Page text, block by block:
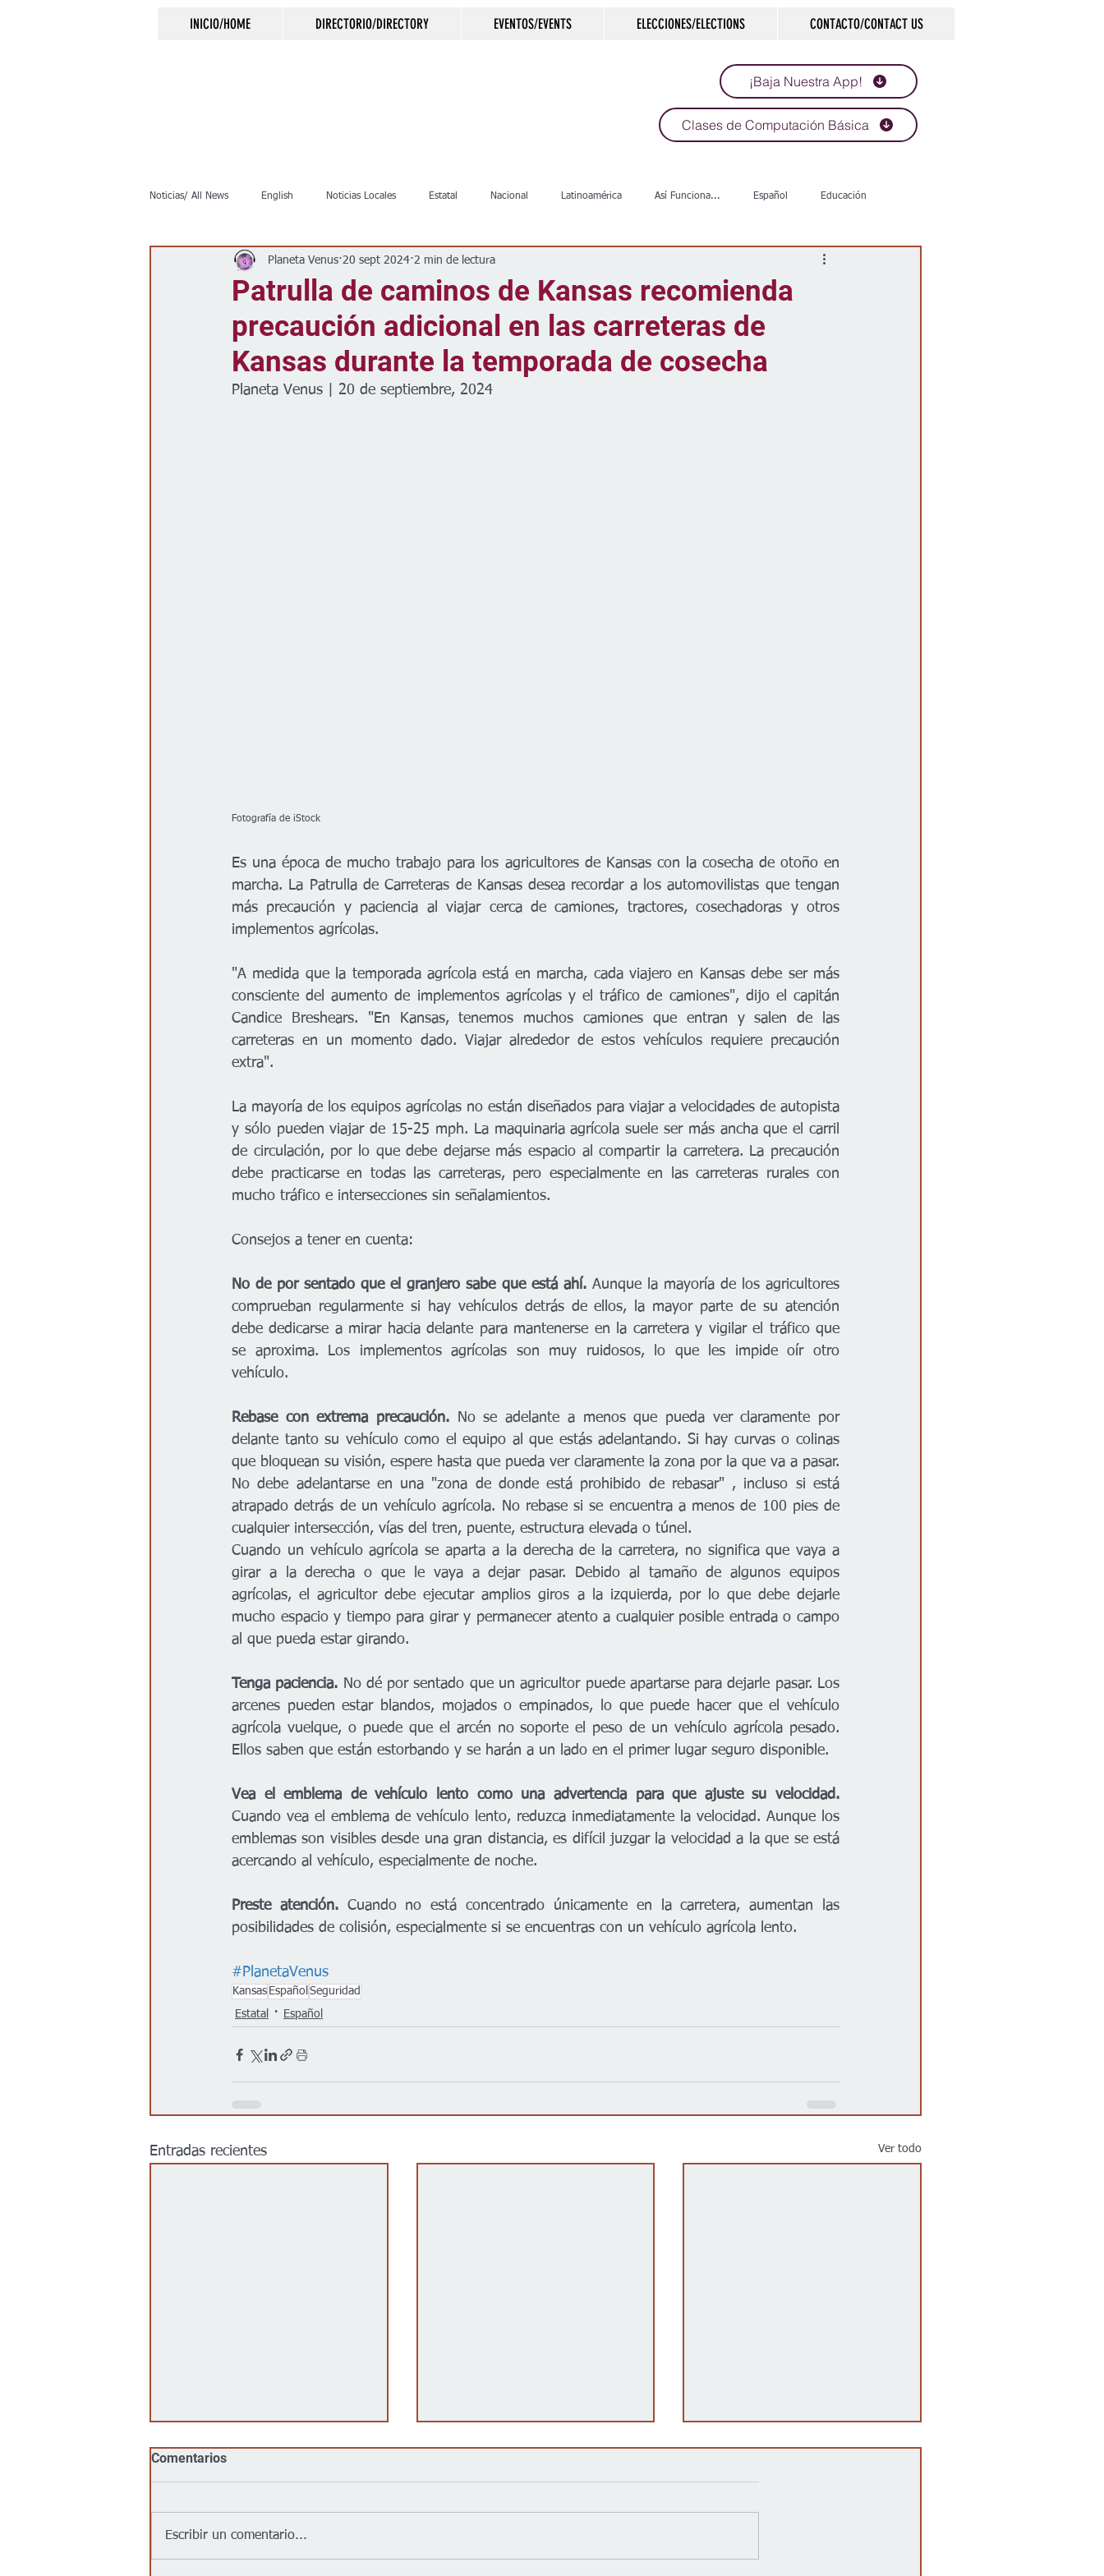
INICIO/HOME DIRECTORIO/DIRECTORY EVENTOS/EVENTS ELECCIONES/ELECTIONS CONTACTO/CONTACT US
¡Baja Nuestra App!
Clases de Computación Básica
Noticias/ All News English Noticias Locales Estatal Nacional Latinoamérica Así Funciona... Español Educación
Inmigración Crimen Negocios Salud Arte & Cultura
Clima Vivienda Escuelas Calles Desamparados Carreteras Comunidad
Espectáculos
Patrulla de caminos de Kansas recomienda
precaución adicional en las carreteras de
Kansas durante la temporada de cosecha
Planeta Venus 20 sept 2024 2 min de lectura
Planeta Venus | 20 de septiembre, 2024
Fotografía de iStock
Es una época de mucho trabajo para los agricultores de Kansas con la cosecha de otoño en
marcha. La Patrulla de Carreteras de Kansas desea recordar a los automovilistas que tengan
más precaución y paciencia al viajar cerca de camiones, tractores, cosechadoras y otros
implementos agrícolas.
"A medida que la temporada agrícola está en marcha, cada viajero en Kansas debe ser más
consciente del aumento de implementos agrícolas y el tráfico de camiones", dijo el capitán
Candice Breshears. "En Kansas, tenemos muchos camiones que entran y salen de las
carreteras en un momento dado. Viajar alrededor de estos vehículos requiere precaución
extra".
La mayoría de los equipos agrícolas no están diseñados para viajar a velocidades de autopista
y sólo pueden viajar de 15-25 mph. La maquinaria agrícola suele ser más ancha que el carril
de circulación, por lo que debe dejarse más espacio al compartir la carretera. La precaución
debe practicarse en todas las carreteras, pero especialmente en las carreteras rurales con
mucho tráfico e intersecciones sin señalamientos.
Consejos a tener en cuenta:
No de por sentado que el granjero sabe que está ahí. Aunque la mayoría de los agricultores
comprueban regularmente si hay vehículos detrás de ellos, la mayor parte de su atención
debe dedicarse a mirar hacia delante para mantenerse en la carretera y vigilar el tráfico que
se aproxima. Los implementos agrícolas son muy ruidosos, lo que les impide oír otro
vehículo.
Rebase con extrema precaución. No se adelante a menos que pueda ver claramente por
delante tanto su vehículo como el equipo al que estás adelantando. Si hay curvas o colinas
que bloquean su visión, espere hasta que pueda ver claramente la zona por la que va a pasar.
No debe adelantarse en una "zona de donde está prohibido de rebasar" , incluso si está
atrapado detrás de un vehículo agrícola. No rebase si se encuentra a menos de 100 pies de
cualquier intersección, vías del tren, puente, estructura elevada o túnel.
Cuando un vehículo agrícola se aparta a la derecha de la carretera, no significa que vaya a
girar a la derecha o que le vaya a dejar pasar. Debido al tamaño de algunos equipos
agrícolas, el agricultor debe ejecutar amplios giros a la izquierda, por lo que debe dejarle
mucho espacio y tiempo para girar y permanecer atento a cualquier posible entrada o campo
al que pueda estar girando.
Tenga paciencia. No dé por sentado que un agricultor puede apartarse para dejarle pasar. Los
arcenes pueden estar blandos, mojados o empinados, lo que puede hacer que el vehículo
agrícola vuelque, o puede que el arcén no soporte el peso de un vehículo agrícola pesado.
Ellos saben que están estorbando y se harán a un lado en el primer lugar seguro disponible.
Cuando vea el emblema de vehículo lento, reduzca inmediatamente la velocidad. Aunque los
emblemas son visibles desde una gran distancia, es difícil juzgar la velocidad a la que se está
acercando al vehículo, especialmente de noche.
Preste atención. Cuando no está concentrado únicamente en la carretera, aumentan las
posibilidades de colisión, especialmente si se encuentras con un vehículo agrícola lento.
#PlanetaVenus
Kansas Español Seguridad
Estatal
Español
Entradas recientes Ver todo
Comentarios
Escribir un comentario...